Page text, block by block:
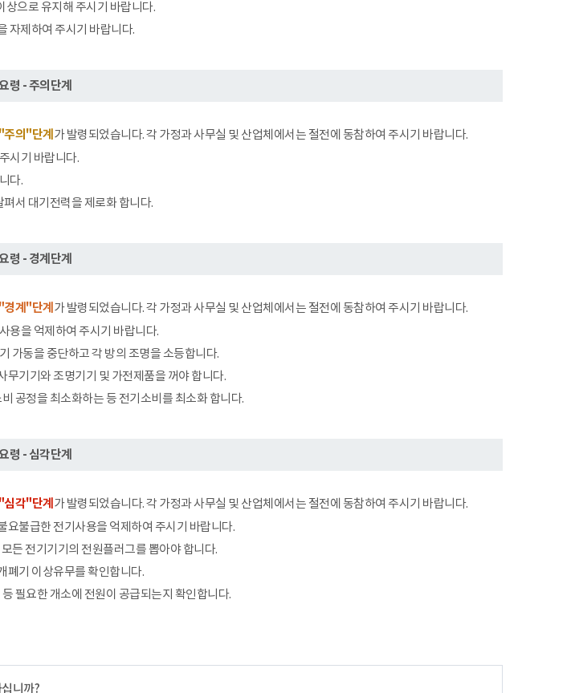
상으로 유지해 주시기 바랍니다.
자제하여 주시기 바랍니다.
령 - 주의단계
주의"단계가 발령되었습니다. 각 가정과 사무실 및 산업체에서는 절전에 동참하여 주시기 바랍니다.
시기 바랍니다.
다.
서 대기전력을 제로화 합니다.
령 - 경계단계
경계"단계가 발령되었습니다. 각 가정과 사무실 및 산업체에서는 절전에 동참하여 주시기 바랍니다.
용을 억제하여 주시기 바랍니다.
가동을 중단하고 각 방의 조명을 소등합니다.
기기와 조명기기 및 가전제품을 꺼야 합니다.
공정을 최소화하는 등 전기소비를 최소화 합니다.
령 - 심각단계
심각"단계가 발령되었습니다. 각 가정과 사무실 및 산업체에서는 절전에 동참하여 주시기 바랍니다.
불급한 전기사용을 억제하여 주시기 바랍니다.
든 전기기기의 전원플러그를 뽑아야 합니다.
폐기 이상유무를 확인합니다.
필요한 개소에 전원이 공급되는지 확인합니다.
니까?